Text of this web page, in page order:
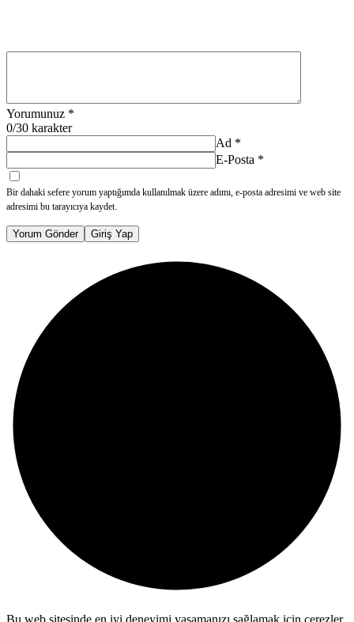
Yorumunuz *
0/30 karakter
Ad *
E-Posta *
Bir dahaki sefere yorum yaptığımda kullanılmak üzere adımı, e-posta adresimi ve web site
adresimi bu tarayıcıya kaydet.
Yorum Gönder Giriş Yap
Bu web sitesinde en iyi deneyimi yaşamanızı sağlamak için çerezler